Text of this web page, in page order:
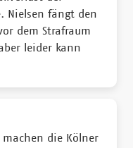
Nielsen fängt den
dem Strafraum
leider kann
die Kölner